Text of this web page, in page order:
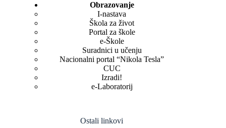
Obrazovanje
I-nastava
Škola za život
Portal za škole
e-Škole
Suradnici u učenju
Nacionalni portal “Nikola Tesla”
CUC
Izradi!
e-Laboratorij
Ostali linkovi